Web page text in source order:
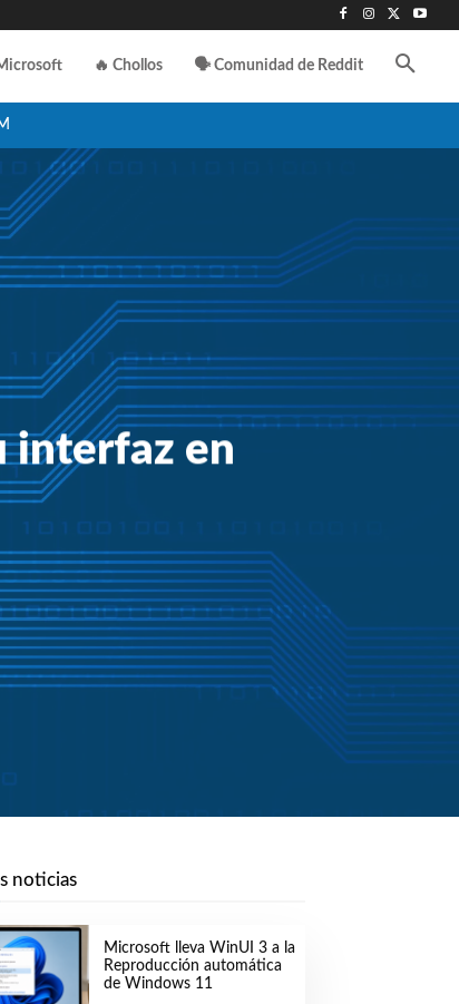
🔥 Chollos 🗣️ Comunidad de Reddit
interfaz en
noticias
Microsoft lleva WinUI 3 a la
Reproducción automática
de Windows 11